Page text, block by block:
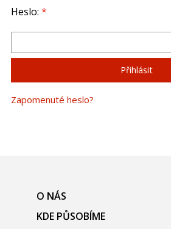
Heslo: *
Zapomenuté heslo?
O NÁS
KDE PŮSOBÍME